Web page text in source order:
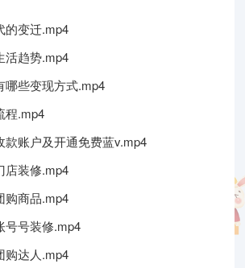
的变迁.mp4
活趋势.mp4
哪些变现方式.mp4
程.mp4
款账户及开通免费蓝v.mp4
店装修.mp4
购商品.mp4
号号装修.mp4
购达人.mp4